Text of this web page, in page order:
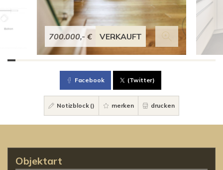
700.000,- € VERKAUFT
Facebook (Twitter)
Notizblock () merken drucken
Objektart